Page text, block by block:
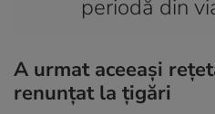
periodă din
A urmat aceeaşi
renunţat la ţigări